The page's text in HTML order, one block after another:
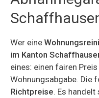
Wer eine
im Kanton
eines: einen fairen
Wohnungsabgabe. Die
Richtpreise. Es handelt